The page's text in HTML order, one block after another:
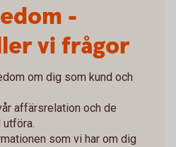
-
vi frågor
om dig som kund och
affärsrelation och de
som vi har om dig